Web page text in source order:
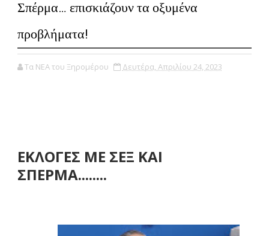
Σπέρμα… επισκιάζουν τα οξυμένα
προβλήματα!
Τα ΝΕΑ του Ξηρομέρου Δευτέρα, Απριλίου 24, 2023
ΕΚΛΟΓΕΣ ΜΕ ΣΕΞ ΚΑΙ
ΣΠΕΡΜΑ........